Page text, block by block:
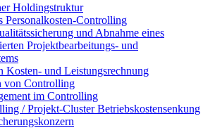
Holdingstruktur
Personalkosten-Controlling
und Abnahme eines
Projektbearbeitungs- und
Kosten- und Leistungsrechnung
von Controlling
im Controlling
/ Projekt-Cluster Betriebskostensenkung